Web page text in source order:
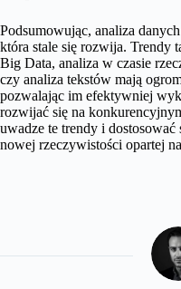
Podsumowując, analiza
która stale się rozwija. Trendy
Big Data, analiza w czasie
czy analiza tekstów mają
pozwalając im efektywniej
rozwijać się na
uwadze te trendy i
nowej rzeczywistości opartej